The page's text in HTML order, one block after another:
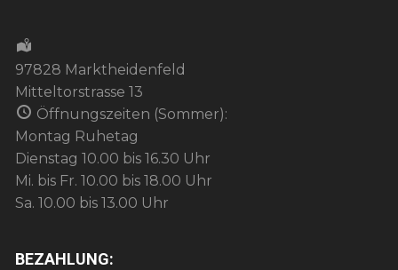
97828 Marktheidenfeld
Mitteltorstrasse 13
Öffnungszeiten (Sommer):
Montag Ruhetag
Dienstag 10.00 bis 16.30 Uhr
Mi. bis Fr. 10.00 bis 18.00 Uhr
Sa. 10.00 bis 13.00 Uhr
BEZAHLUNG: